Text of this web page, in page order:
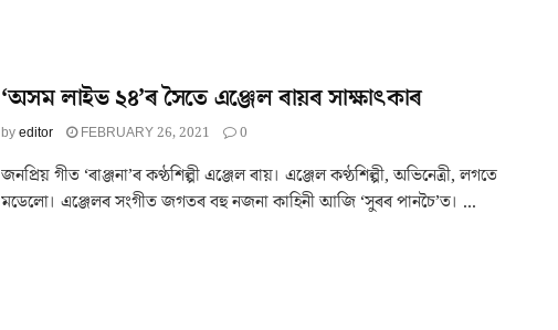
‘অসম লাইভ ২৪’ৰ সৈতে এঞ্জেল ৰায়ৰ সাক্ষাৎকাৰ
byeditor FEBRUARY 26, 2021 0
জনপ্ৰিয় গীত ‘ৰাঞ্জনা’ৰ কণ্ঠশিল্পী এঞ্জেল ৰায়। এঞ্জেল কণ্ঠশিল্পী, অভিনেত্ৰী, লগতে
মডেলো। এঞ্জেলৰ সংগীত জগতৰ বহু নজনা কাহিনী আজি ‘সুৰৰ পানচৈ’ত। ...